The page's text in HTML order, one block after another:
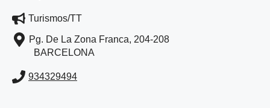
Turismos/TT
Pg. De La Zona Franca, 204-208
BARCELONA
934329494